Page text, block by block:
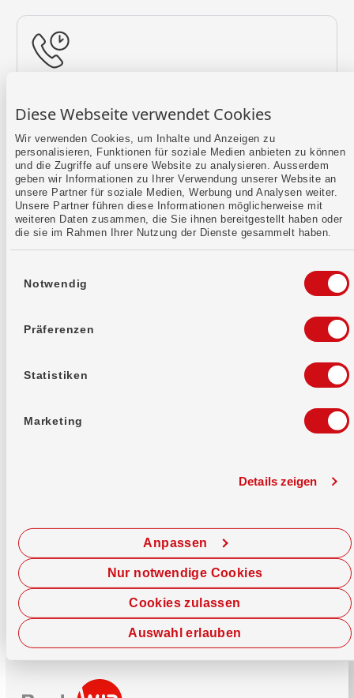
Diese Webseite verwendet Cookies
Wir verwenden Cookies, um Inhalte und Anzeigen zu
personalisieren, Funktionen für soziale Medien anbieten zu können
und die Zugriffe auf unsere Website zu analysieren. Ausserdem
geben wir Informationen zu Ihrer Verwendung unserer Website an
unsere Partner für soziale Medien, Werbung und Analysen weiter.
Unsere Partner führen diese Informationen möglicherweise mit
weiteren Daten zusammen, die Sie ihnen bereitgestellt haben oder
die sie im Rahmen Ihrer Nutzung der Dienste gesammelt haben.
Notwendig
Präferenzen
Statistiken
Marketing
Details zeigen
Cookies zulassen
Anpassen
Auswahl erlauben
Nur notwendige Cookies
Mehr erfahren
Kontaktformular
Jetzt chatten